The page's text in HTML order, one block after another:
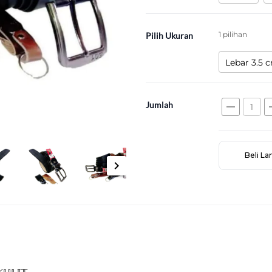
chevron_right
Pilih Ukuran 1 pilihan
Lebar 3.5
Jumlah remove
Beli